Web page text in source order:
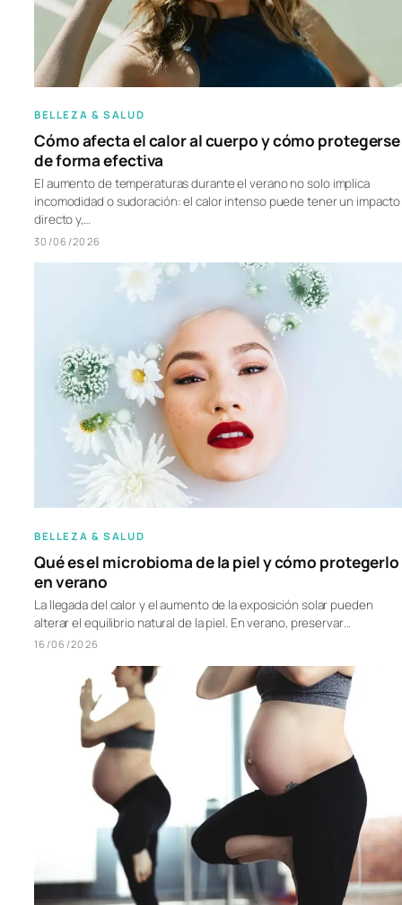
BELLEZA & SALUD
Cómo afecta el calor al cuerpo y cómo protegerse
de forma efectiva
El aumento de temperaturas durante el verano no solo implica
incomodidad o sudoración: el calor intenso puede tener un impacto
directo y,…
30/06/2026
BELLEZA & SALUD
Qué es el microbioma de la piel y cómo protegerlo
en verano
La llegada del calor y el aumento de la exposición solar pueden
alterar el equilibrio natural de la piel. En verano, preservar…
16/06/2026